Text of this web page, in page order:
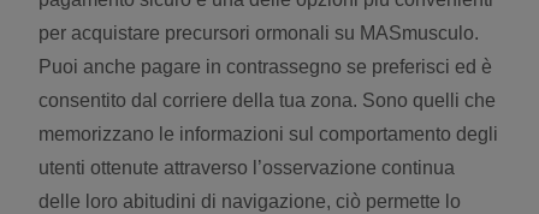
per acquistare precursori ormonali su MASmusculo.
Puoi anche pagare in contrassegno se preferisci ed è
consentito dal corriere della tua zona. Sono quelli che
memorizzano le informazioni sul comportamento degli
utenti ottenute attraverso l’osservazione continua
delle loro abitudini di navigazione, ciò permette lo